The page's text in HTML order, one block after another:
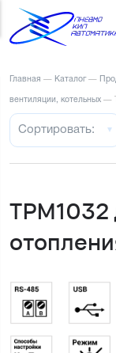
Главная — Каталог —
вентиляции, котельных —
Сортировать:
ТРМ1032